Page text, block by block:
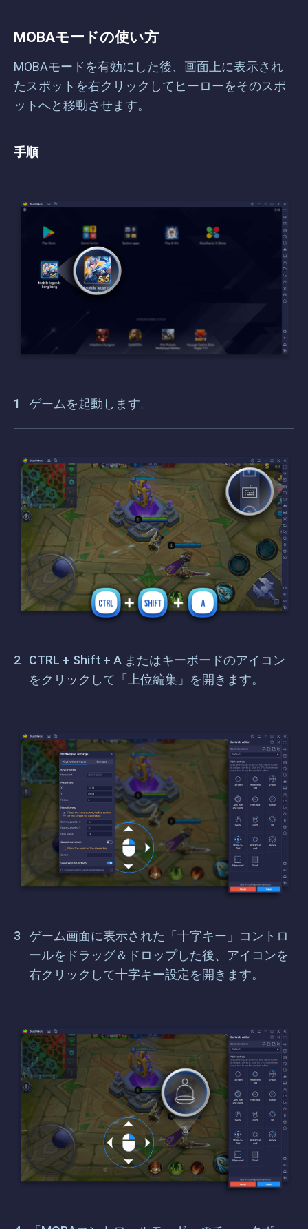
MOBAモードの使い方
MOBAモードを有効にした後、画面上に表示され
たスポットを右クリックしてヒーローをそのスポ
ットへと移動させます。
手順
ゲームを起動します。
CTRL + Shift + A またはキーボードのアイコン
をクリックして「上位編集」を開きます。
ゲーム画面に表示された「十字キー」コントロ
ールをドラッグ＆ドロップした後、アイコンを
右クリックして十字キー設定を開きます。